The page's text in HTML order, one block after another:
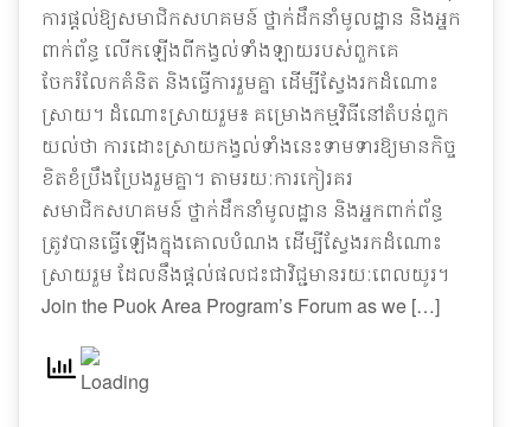
ការផ្តល់ឱ្យសមាជិកសហគមន៍ ថ្នាក់ដឹកនាំមូលដ្ឋាន និងអ្នក
ពាក់ព័ន្ធ លើកឡើងពីកង្វល់ទាំងឡាយរបស់ពួកគេ
ចែករំលែកគំនិត និងធ្វើការរួមគ្នា ដើម្បីស្វែងរកដំណោះ
ស្រាយ។ ដំណោះស្រាយរួម៖ គម្រោងកម្មវិធីនៅតំបន់ពួក
យល់ថា ការដោះស្រាយកង្វល់ទាំងនេះទាមទារឱ្យមានកិច្ច
ខិតខំប្រឹងប្រែងរួមគ្នា។ តាមរយៈការកៀរគរ
សមាជិកសហគមន៍ ថ្នាក់ដឹកនាំមូលដ្ឋាន និងអ្នកពាក់ព័ន្ធ
ត្រូវបានធ្វើឡើងក្នុងគោលបំណង ដើម្បីស្វែងរកដំណោះ
ស្រាយរួម ដែលនឹងផ្តល់ផលជះជាវិជ្ជមានរយៈពេលយូរ។
Join the Puok Area Program’s Forum as we […]